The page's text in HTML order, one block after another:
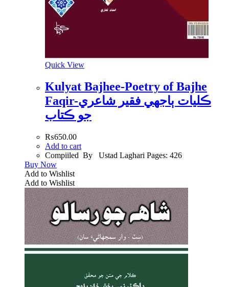
Quick View
Kulyat Bajhee-Poetry of Bajhe
Faqir-ڪليات ٻاجھي فقير شاعري
جو ڪتاب
₨650.00
Add to cart
Compiiled By Ustad Laghari Pages: 426
Buy Now
Add to Wishlist
Add to Wishlist